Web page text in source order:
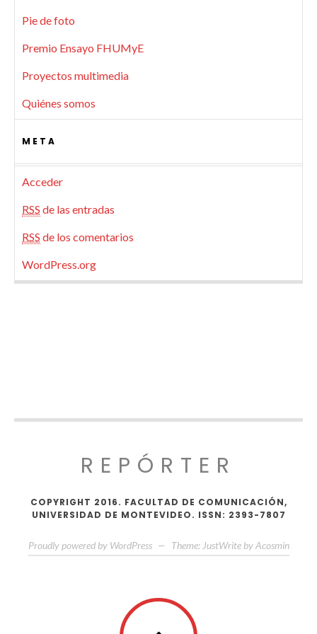
Pie de foto
Premio Ensayo FHUMyE
Proyectos multimedia
Quiénes somos
META
Acceder
RSS de las entradas
RSS de los comentarios
WordPress.org
REPÓRTER
COPYRIGHT 2016. FACULTAD DE COMUNICACIÓN,
UNIVERSIDAD DE MONTEVIDEO. ISSN: 2393-7807
Proudly powered by WordPress — Theme: JustWrite by Acosmin